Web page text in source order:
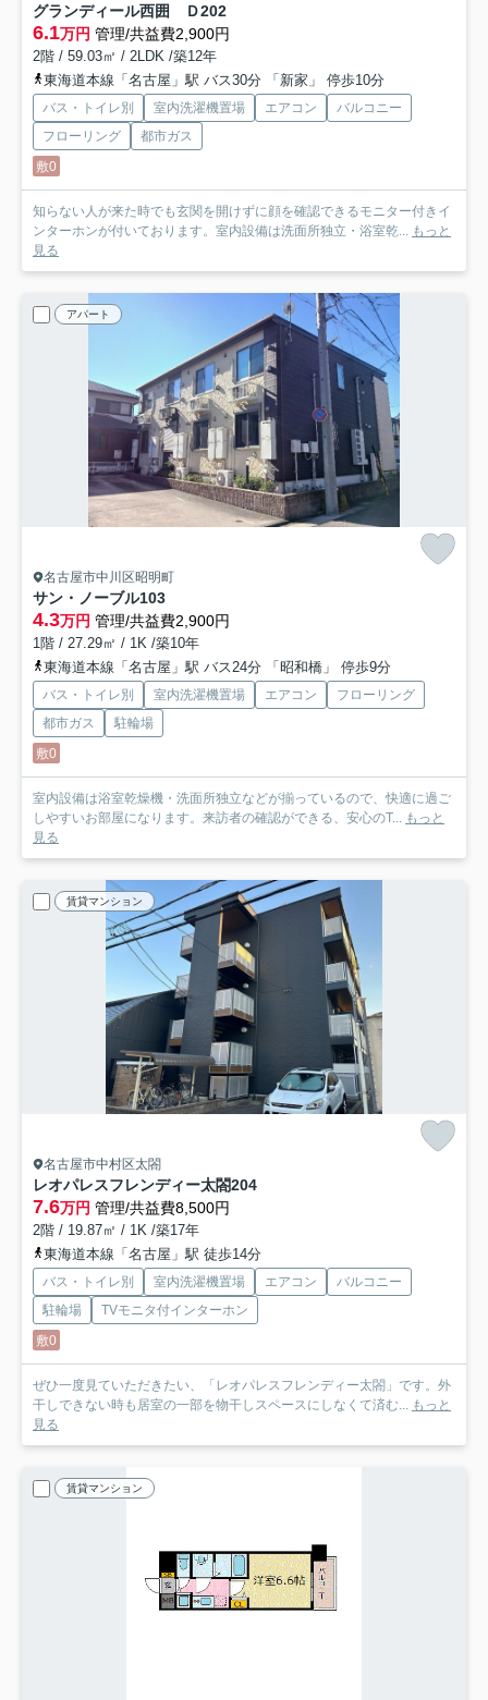
グランディール西囲 Ｄ202
6.1万円 管理/共益費2,900円
2階 / 59.03㎡ / 2LDK /築12年
東海道本線「名古屋」駅 バス30分 「新家」 停歩10分
バス・トイレ別 室内洗濯機置場 エアコン
バルコニー
フローリング
都市ガス
敷0
知らない人が来た時でも玄関を開けずに顔を確認できるモニター付きイ
ンターホンが付いております。室内設備は洗面所独立・浴室乾...
もっと
見る
アパート
名古屋市中川区昭明町
サン・ノーブル103
4.3万円 管理/共益費2,900円
1階 / 27.29㎡ / 1K /築10年
東海道本線「名古屋」駅 バス24分 「昭和橋」 停歩9分
バス・トイレ別 室内洗濯機置場 エアコン
フローリング
都市ガス
駐輪場
敷0
室内設備は浴室乾燥機・洗面所独立などが揃っているので、快適に過ご
しやすいお部屋になります。来訪者の確認ができる、安心のT...
もっと
見る
賃貸マンション
名古屋市中村区太閤
レオパレスフレンディー太閤204
7.6万円 管理/共益費8,500円
2階 / 19.87㎡ / 1K /築17年
東海道本線「名古屋」駅 徒歩14分
バス・トイレ別 室内洗濯機置場 エアコン
バルコニー
駐輪場
TVモニタ付インターホン
敷0
ぜひ一度見ていただきたい、「レオパレスフレンディー太閤」です。外
干しできない時も居室の一部を物干しスペースにしなくて済む...
もっと
見る
賃貸マンション